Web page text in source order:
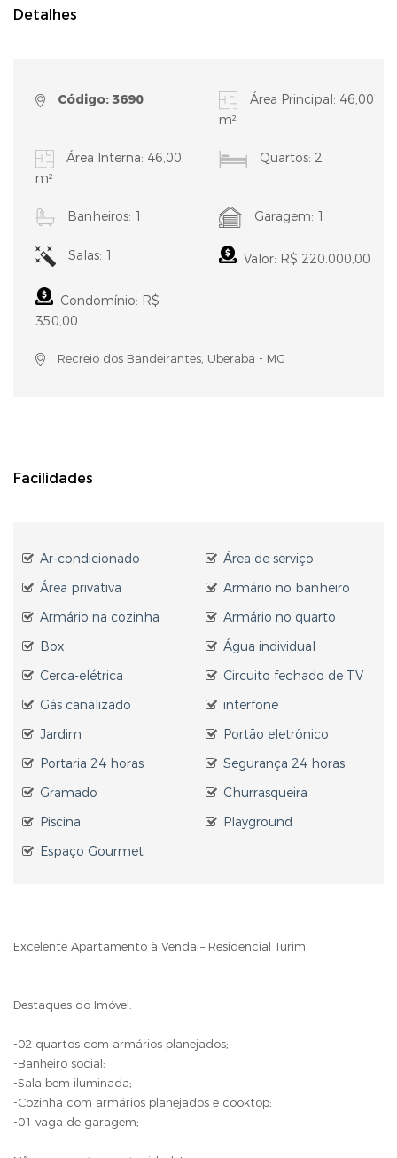
Detalhes
Código: 3690
Área Principal: 46,00
m²
Área Interna: 46,00
m²
Quartos: 2
Banheiros: 1 Garagem: 1
Salas: 1 Valor: R$ 220.000,00
Condomínio: R$
350,00
Recreio dos Bandeirantes, Uberaba - MG
Facilidades
Ar-condicionado
Área de serviço
Área privativa
Armário no banheiro
Armário na cozinha
Armário no quarto
Box
Água individual
Cerca-elétrica
Circuito fechado de TV
Gás canalizado
interfone
Jardim
Portão eletrônico
Portaria 24 horas
Segurança 24 horas
Gramado
Churrasqueira
Piscina
Playground
Espaço Gourmet
Excelente Apartamento à Venda – Residencial Turim
Destaques do Imóvel:
-02 quartos com armários planejados;
-Banheiro social;
-Sala bem iluminada;
-Cozinha com armários planejados e cooktop;
-01 vaga de garagem;